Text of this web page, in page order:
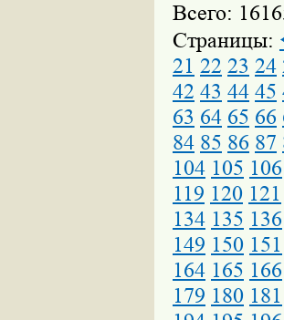
Всего:
Страницы:
21 22 23 24
42 43 44 45
63 64 65 66
84 85 86 87
104 105 106
119 120 121
134 135 136
149 150 151
164 165 166
179 180 181